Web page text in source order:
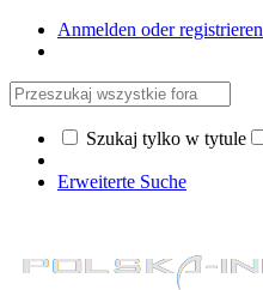
Anmelden oder registrieren
Szukaj tylko w tytule
Erweiterte Suche